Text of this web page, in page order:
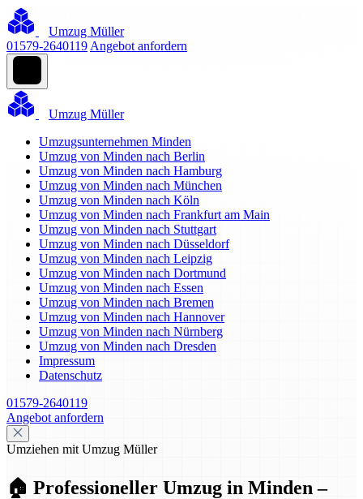
Umzug Müller
01579-2640119 Angebot anfordern
Umzug Müller
Umzugsunternehmen Minden
Umzug von Minden nach Berlin
Umzug von Minden nach Hamburg
Umzug von Minden nach München
Umzug von Minden nach Köln
Umzug von Minden nach Frankfurt am Main
Umzug von Minden nach Stuttgart
Umzug von Minden nach Düsseldorf
Umzug von Minden nach Leipzig
Umzug von Minden nach Dortmund
Umzug von Minden nach Essen
Umzug von Minden nach Bremen
Umzug von Minden nach Hannover
Umzug von Minden nach Nürnberg
Umzug von Minden nach Dresden
Impressum
Datenschutz
01579-2640119
Angebot anfordern
Umziehen mit Umzug Müller
🏠 Professioneller Umzug in Minden –